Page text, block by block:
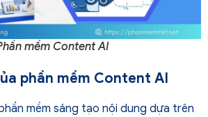
mềm Content AI
phần mềm Content AI
mềm sáng tạo nội dung dựa trên